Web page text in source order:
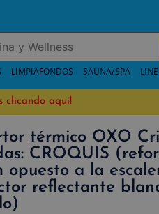
LIMPIAFONDOS SAUNA/SPA
clicando aquí!
térmico OXO
CROQUIS
opuesto a la
reflectante